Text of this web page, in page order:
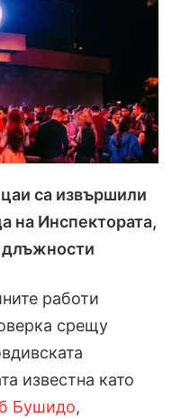
са извършили
на Инспектората,
длъжности
работи
срещу
известна като
Бушидо,